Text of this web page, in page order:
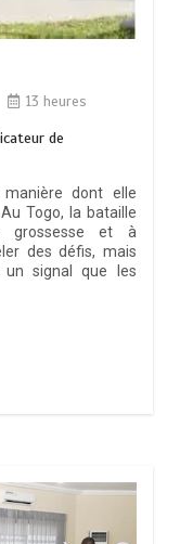
13 heures
de
dont elle
Togo, la bataille
et à
des défis, mais
un signal que les